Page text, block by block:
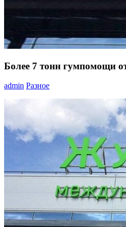
Более 7 тонн гумпомощи
admin Разное